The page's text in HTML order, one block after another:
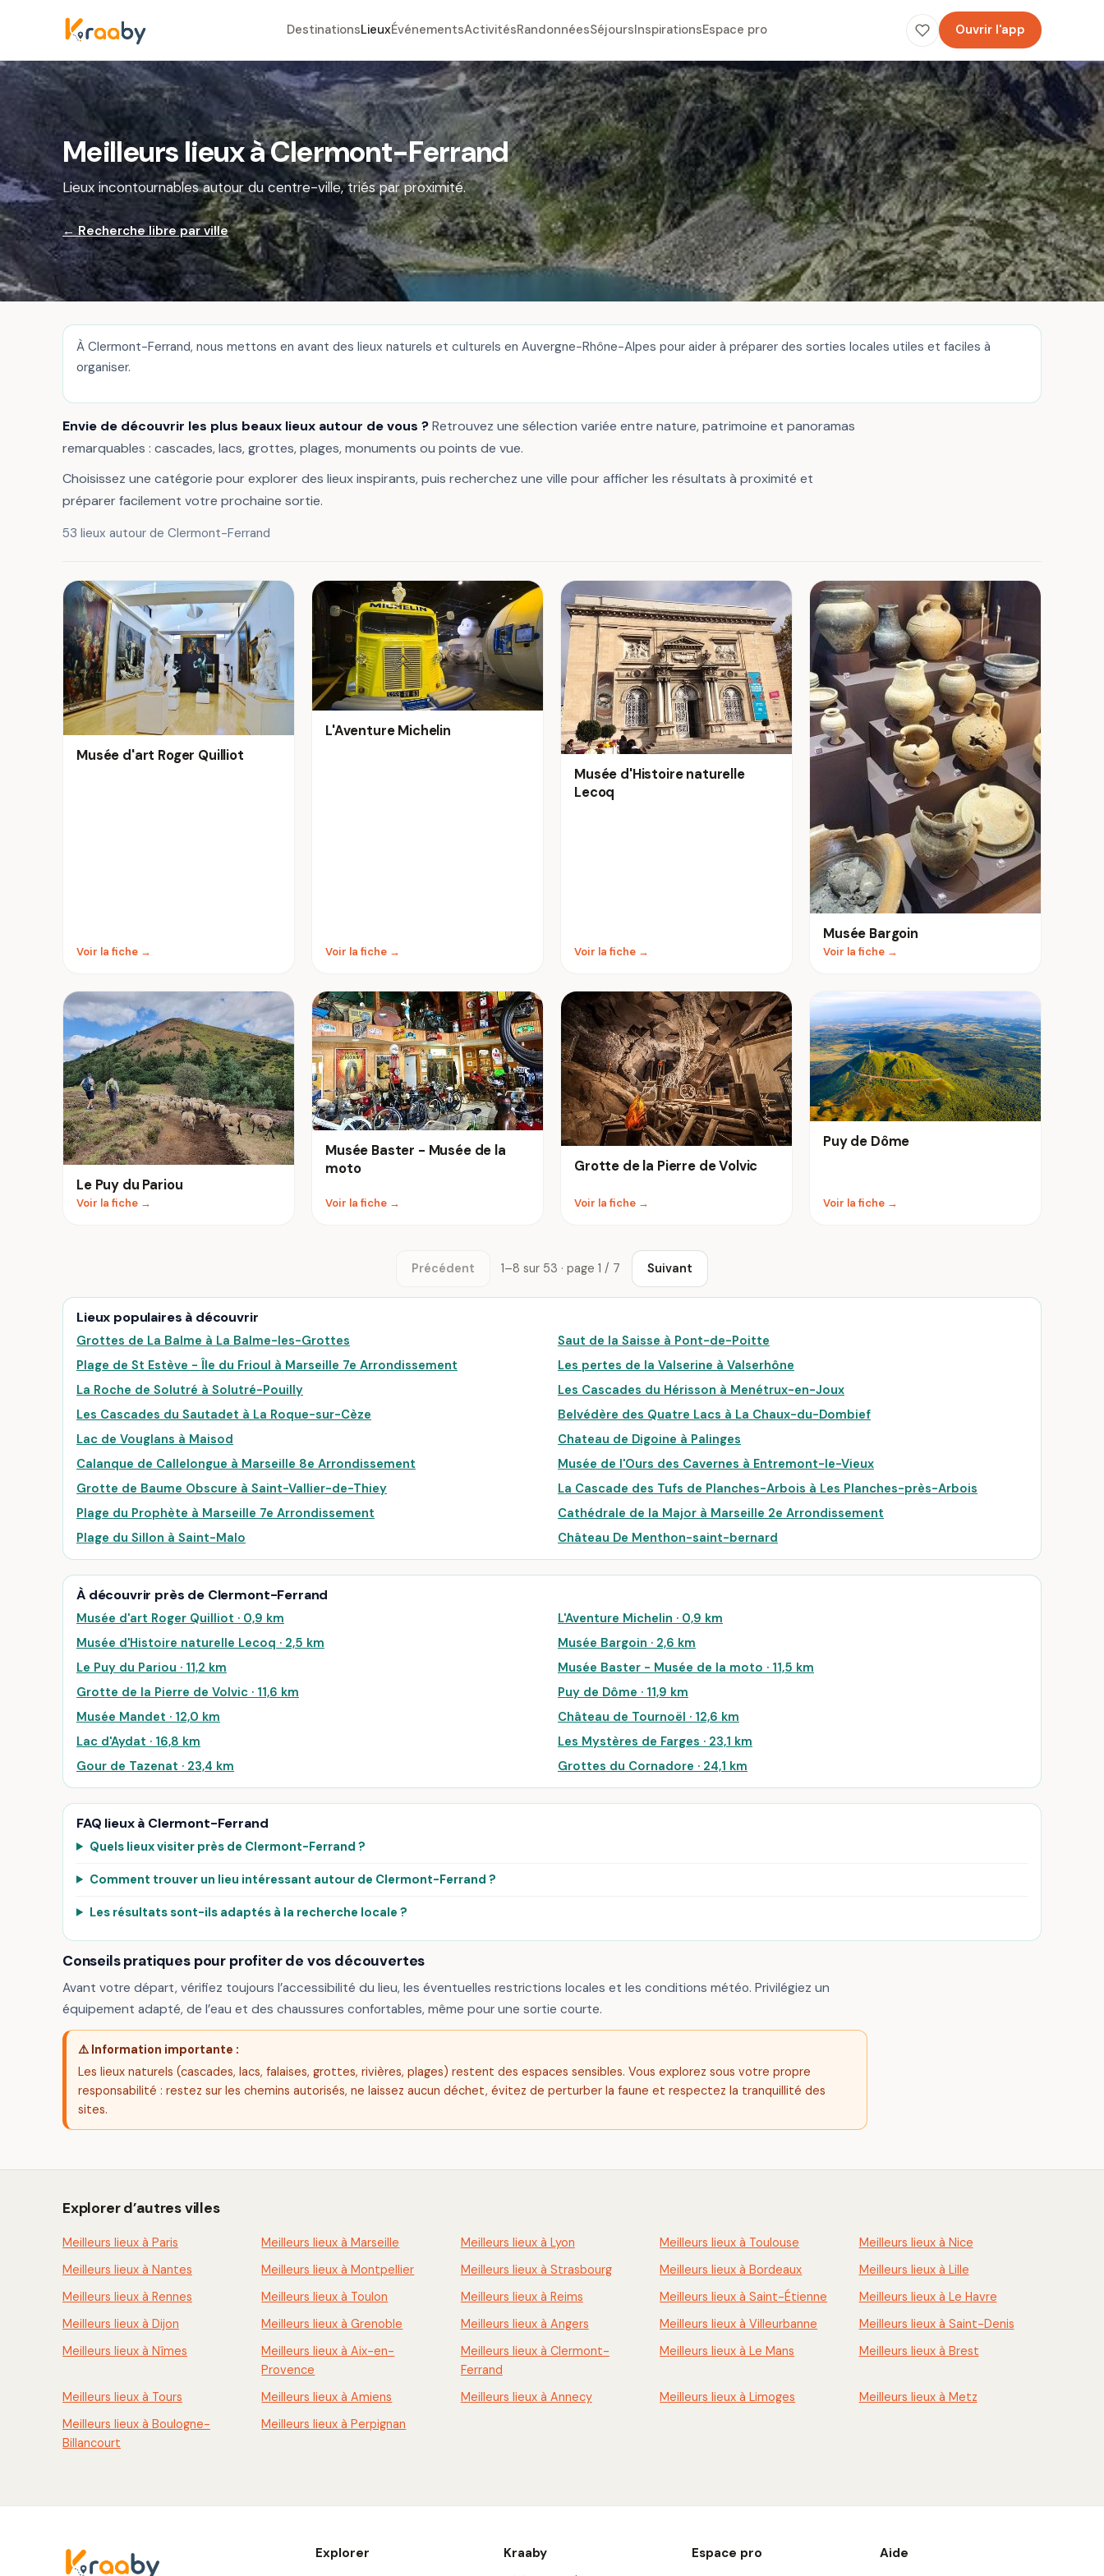
DestinationsLieuxÉvénementsActivitésRandonnéesSéjoursInspirationsEspace pro Ouvrir l'app
Meilleurs lieux à Clermont-Ferrand
Lieux incontournables autour du centre-ville, triés par proximité.
← Recherche libre par ville
À Clermont-Ferrand, nous mettons en avant des lieux naturels et culturels en Auvergne-Rhône-Alpes pour aider à préparer des sorties locales utiles et faciles à
organiser.
Envie de découvrir les plus beaux lieux autour de vous ?Retrouvez une sélection variée entre nature, patrimoine et panoramas
remarquables : cascades, lacs, grottes, plages, monuments ou points de vue.
Choisissez une catégorie pour explorer des lieux inspirants, puis recherchez une ville pour afficher les résultats à proximité et
préparer facilement votre prochaine sortie.
53 lieux autour de Clermont-Ferrand
Musée d'art Roger Quilliot
Voir la fiche →
L'Aventure Michelin
Voir la fiche →
Musée d'Histoire naturelle
Lecoq
Voir la fiche →
Musée Bargoin
Voir la fiche →
Le Puy du Pariou
Voir la fiche →
Musée Baster - Musée de la
moto
Voir la fiche →
Grotte de la Pierre de Volvic
Voir la fiche →
Puy de Dôme
Voir la fiche →
Précédent 1–8 sur 53 · page 1 / 7 Suivant
Lieux populaires à découvrir
Grottes de La Balme à La Balme-les-Grottes
Saut de la Saisse à Pont-de-Poitte
Plage de St Estève - Île du Frioul à Marseille 7e Arrondissement
Les pertes de la Valserine à Valserhône
La Roche de Solutré à Solutré-Pouilly
Les Cascades du Hérisson à Menétrux-en-Joux
Les Cascades du Sautadet à La Roque-sur-Cèze
Belvédère des Quatre Lacs à La Chaux-du-Dombief
Lac de Vouglans à Maisod
Chateau de Digoine à Palinges
Calanque de Callelongue à Marseille 8e Arrondissement
Musée de l'Ours des Cavernes à Entremont-le-Vieux
Grotte de Baume Obscure à Saint-Vallier-de-Thiey
La Cascade des Tufs de Planches-Arbois à Les Planches-près-Arbois
Plage du Prophète à Marseille 7e Arrondissement
Cathédrale de la Major à Marseille 2e Arrondissement
Plage du Sillon à Saint-Malo
Château De Menthon-saint-bernard
À découvrir près de Clermont-Ferrand
Musée d'art Roger Quilliot · 0,9 km
L'Aventure Michelin · 0,9 km
Musée d'Histoire naturelle Lecoq · 2,5 km
Musée Bargoin · 2,6 km
Le Puy du Pariou · 11,2 km
Musée Baster - Musée de la moto · 11,5 km
Grotte de la Pierre de Volvic · 11,6 km
Puy de Dôme · 11,9 km
Musée Mandet · 12,0 km
Château de Tournoël · 12,6 km
Lac d'Aydat · 16,8 km
Les Mystères de Farges · 23,1 km
Gour de Tazenat · 23,4 km
Grottes du Cornadore · 24,1 km
FAQ lieux à Clermont-Ferrand
Quels lieux visiter près de Clermont-Ferrand ?
Comment trouver un lieu intéressant autour de Clermont-Ferrand ?
Les résultats sont-ils adaptés à la recherche locale ?
Conseils pratiques pour profiter de vos découvertes
Avant votre départ, vérifiez toujours l’accessibilité du lieu, les éventuelles restrictions locales et les conditions météo. Privilégiez un
équipement adapté, de l’eau et des chaussures confortables, même pour une sortie courte.
⚠️ Information importante :
Les lieux naturels (cascades, lacs, falaises, grottes, rivières, plages) restent des espaces sensibles. Vous explorez sous votre propre
responsabilité : restez sur les chemins autorisés, ne laissez aucun déchet, évitez de perturber la faune et respectez la tranquillité des
sites.
Explorer d’autres villes
Meilleurs lieux à Paris Meilleurs lieux à Marseille Meilleurs lieux à Lyon Meilleurs lieux à Toulouse
Meilleurs lieux à Nice
Meilleurs lieux à Nantes
Meilleurs lieux à Montpellier Meilleurs lieux à Strasbourg Meilleurs lieux à Bordeaux
Meilleurs lieux à Lille
Meilleurs lieux à Rennes
Meilleurs lieux à Toulon Meilleurs lieux à Reims Meilleurs lieux à Saint-Étienne
Meilleurs lieux à Le Havre
Meilleurs lieux à Dijon
Meilleurs lieux à Grenoble Meilleurs lieux à Angers Meilleurs lieux à Villeurbanne
Meilleurs lieux à Saint-Denis
Meilleurs lieux à Nîmes
Meilleurs lieux à Aix-en-
Provence
Meilleurs lieux à Clermont-
Ferrand
Meilleurs lieux à Le Mans Meilleurs lieux à Brest
Meilleurs lieux à Tours Meilleurs lieux à Amiens Meilleurs lieux à Annecy Meilleurs lieux à Limoges
Meilleurs lieux à Metz
Meilleurs lieux à Boulogne-
Billancourt
Meilleurs lieux à Perpignan
Explorer Kraaby Espace pro Aide